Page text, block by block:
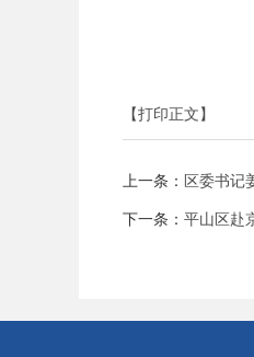
【打印正文】
上一条： 区委书记
下一条： 平山区赴